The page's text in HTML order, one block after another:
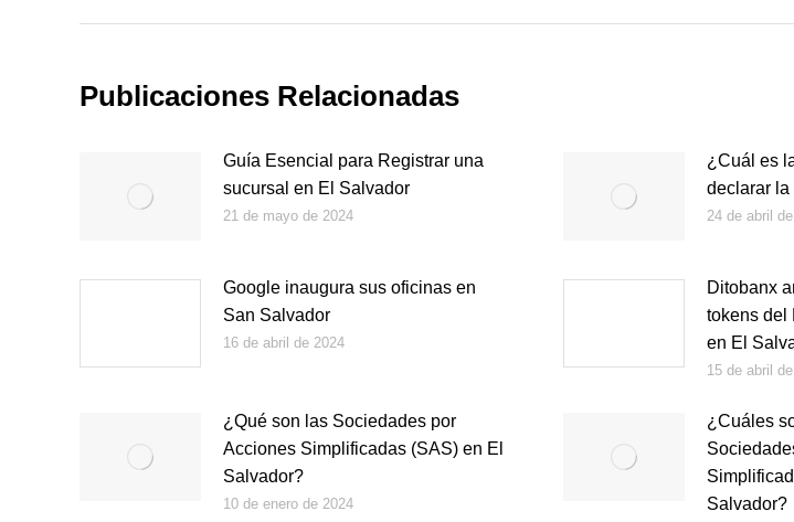
Publicaciones Relacionadas
Guía Esencial para Registrar una
sucursal en El Salvador
21 de mayo de 2024
¿Cuál es
declarar la
24 de abril
Google inaugura sus oficinas en
San Salvador
16 de abril de 2024
Ditobanx
tokens del
en El
15 de abril
¿Qué son las Sociedades por
Acciones Simplificadas (SAS) en El
Salvador?
10 de enero de 2024
¿Cuáles
Salvador?